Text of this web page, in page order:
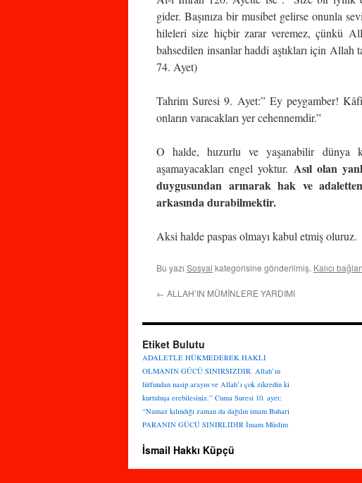
gider. Başınıza bir musibet gelirse onunla
hileleri size hiçbir zarar veremez, çünkü
bahsedilen insanlar haddi aştıkları için
74. Ayet)
Tahrim Suresi 9. Ayet:” Ey peygamber!
onların varacakları yer cehennemdir.”
O halde, huzurlu ve yaşanabilir dünya
aşamayacakları engel yoktur. Asıl olan
duygusundan arınarak hak ve
arkasında durabilmektir.
Aksi halde paspas olmayı kabul etmiş oluruz.
Bu yazı Sosyal kategorisine gönderilmiş. Kalıcı
← ALLAH’IN MÜMİNLERE YARDIMI
Etiket Bulutu
ADALETLE HÜKMEDEREK HAKLI
OLMANIN GÜCÜ SINIRSIZDIR. Allah’ın
lütfundan nasip arayın ve Allah’ı çok zikredin ki
kurtuluşa erebilesiniz.” Cuma Suresi 10. ayet:
“Namaz kılındığı zaman da dağılın imam Buhari
PARANIN GÜCÜ SINIRLIDIR İmam Müslim
İsmail Hakkı Küpçü